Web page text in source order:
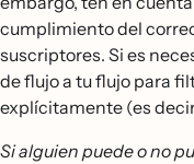
cumplimiento del
suscriptores. Si es
de flujo a tu flujo para
explícitamente (es
Si alguien puede o no